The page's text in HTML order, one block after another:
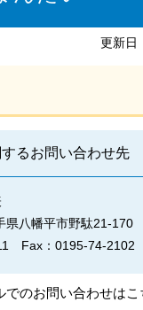
更新日
るお問い合わせ先
県八幡平市野駄21-170
Fax：0195-74-2102
でのお問い合わせはこ